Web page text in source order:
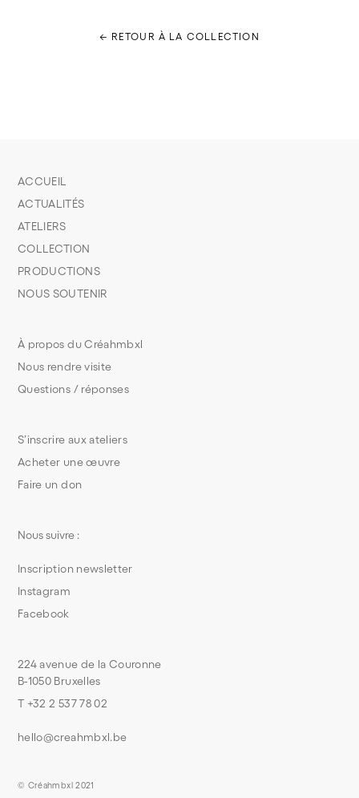
← RETOUR À LA COLLECTION
S’inscrire aux ateliers
Acheter une œuvre
Faire un don
À propos du Créahmbxl
Nous rendre visite
Questions / réponses
ACCUEIL
ACTUALITÉS
ATELIERS
COLLECTION
PRODUCTIONS
NOUS SOUTENIR
224 avenue de la Couronne
B-1050 Bruxelles
T +32 2 537 78 02
hello@creahmbxl.be
Nous suivre :
Inscription newsletter
Instagram
Facebook
© Créahmbxl 2021